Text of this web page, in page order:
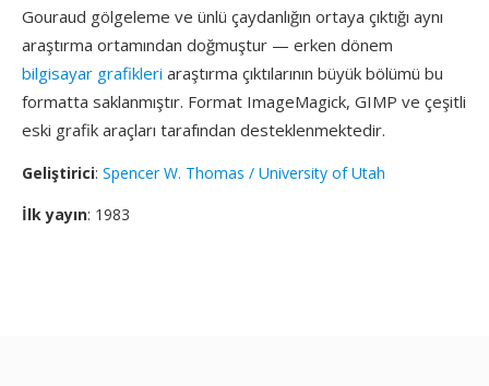
Gouraud gölgeleme ve ünlü çaydanlığın ortaya çıktığı aynı
araştırma ortamından doğmuştur — erken dönem
bilgisayar grafikleri araştırma çıktılarının büyük bölümü bu
formatta saklanmıştır. Format ImageMagick, GIMP ve çeşitli
eski grafik araçları tarafından desteklenmektedir.
Geliştirici: Spencer W. Thomas / University of Utah
İlk yayın: 1983